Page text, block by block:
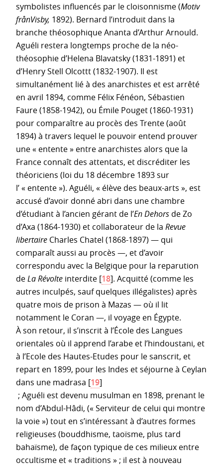
symbolistes influencés par le cloisonnisme (Motiv
frånVisby, 1892). Bernard l’introduit dans la
branche théosophique Ananta d’Arthur Arnould.
Aguéli restera longtemps proche de la néo-
théosophie d’Helena Blavatsky (1831-1891) et
d’Henry Stell Olcottt (1832-1907). Il est
simultanément lié à des anarchistes et est arrêté
en avril 1894, comme Félix Fénéon, Sébastien
Faure (1858-1942), ou Émile Pouget (1860-1931)
pour comparaître au procès des Trente (août
1894) à travers lequel le pouvoir entend prouver
une « entente » entre anarchistes alors que la
France connaît des attentats, et discréditer les
théoriciens (loi du 18 décembre 1893 sur
l’ « entente »). Aguéli, « élève des beaux-arts », est
accusé d’avoir donné abri dans une chambre
d’étudiant à l’ancien gérant de l’En Dehors de Zo
d’Axa (1864-1930) et collaborateur de la Revue
libertaire Charles Chatel (1868-1897) — qui
comparaît aussi au procès —, et d’avoir
correspondu avec la Belgique pour la reparution
deLa Révolte interdite [18]. Acquitté (comme les
autres inculpés, sauf quelques illégalistes) après
quatre mois de prison à Mazas — où il lit
notamment le Coran —, il voyage en Égypte.
À son retour, il s’inscrit à l’École des Langues
orientales où il apprend l’arabe et l’hindoustani, et
à l’Ecole des Hautes-Etudes pour le sanscrit, et
repart en 1899, pour les Indes et séjourne à Ceylan
dans une madrasa [19]
; Aguéli est devenu musulman en 1898, prenant le
nom d’Abdul-Hâdi, (« Serviteur de celui qui montre
la voie ») tout en s’intéressant à d’autres formes
religieuses (bouddhisme, taoïsme, plus tard
bahaïsme), de façon typique de ces milieux entre
occultisme et « traditions » ; il est à nouveau